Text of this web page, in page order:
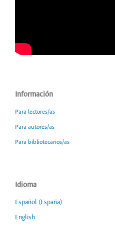
Información
Para lectores/as
Para autores/as
Para bibliotecarios/as
Idioma
Español (España)
English